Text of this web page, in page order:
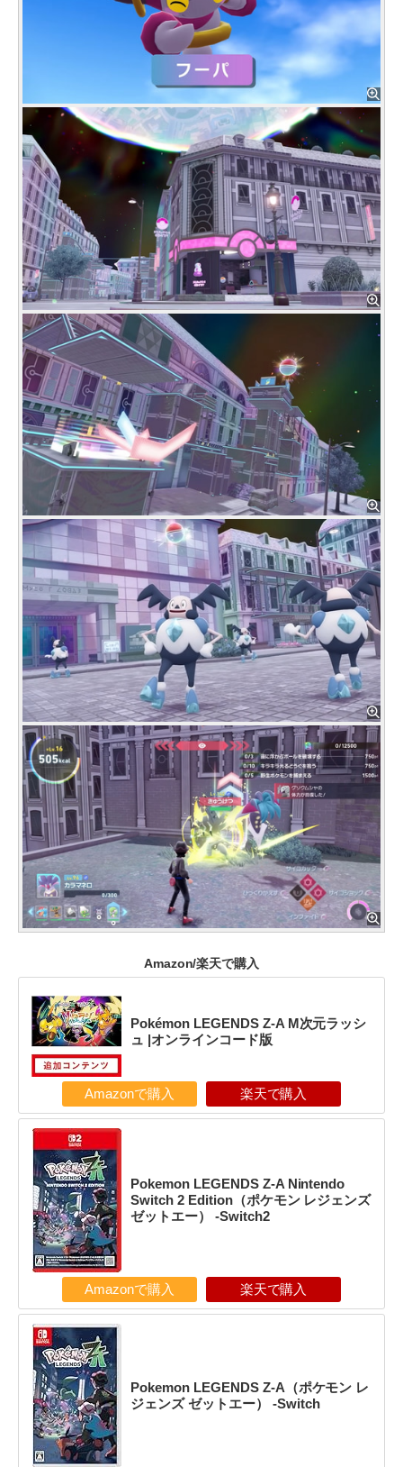
Amazon/楽天で購入
Pokémon LEGENDS Z-A M次元ラッシ
ュ |オンラインコード版
Amazonで購入 楽天で購入
Pokemon LEGENDS Z-A Nintendo
Switch 2 Edition（ポケモン レジェンズ
ゼットエー） -Switch2
Amazonで購入 楽天で購入
Pokemon LEGENDS Z-A（ポケモン レ
ジェンズ ゼットエー） -Switch